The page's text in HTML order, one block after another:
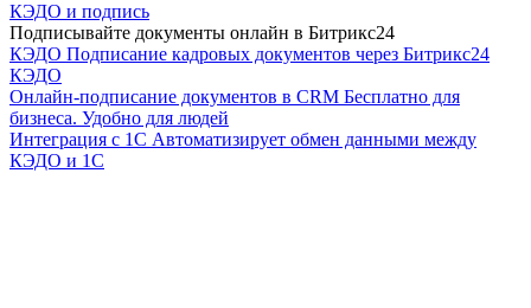
КЭДО и подпись
Подписывайте документы онлайн в Битрикс24
КЭДО Подписание кадровых документов через Битрикс24
КЭДО
Онлайн-подписание документов в CRM Бесплатно для
бизнеса. Удобно для людей
Интеграция с 1С Автоматизирует обмен данными между
КЭДО и 1С